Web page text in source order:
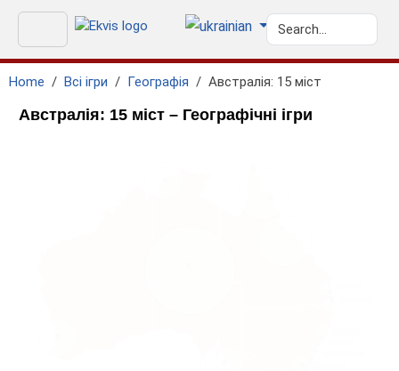
Home Всі ігри Географія Австралія: 15 міст
Австралія: 15 міст – Географічні ігри